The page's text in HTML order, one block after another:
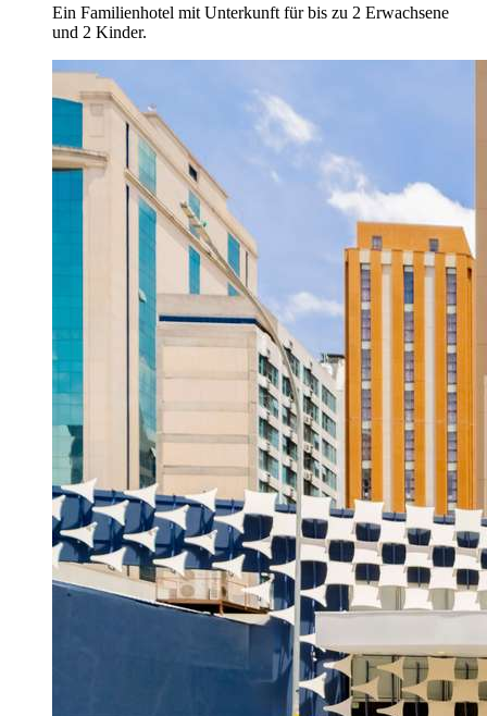
Ein Familienhotel mit Unterkunft für bis zu 2 Erwachsene
und 2 Kinder.